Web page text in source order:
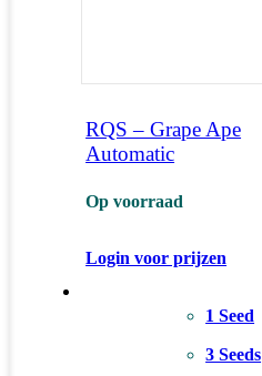
RQS – Grape Ape
Automatic
Op voorraad
Login voor prijzen
1 Seed
3 Seeds